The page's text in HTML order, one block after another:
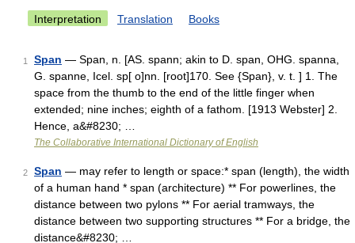
Interpretation Translation Books
1 Span — Span, n. [AS. spann; akin to D. span, OHG. spanna,
G. spanne, Icel. sp[ o]nn. [root]170. See {Span}, v. t. ] 1. The
space from the thumb to the end of the little finger when
extended; nine inches; eighth of a fathom. [1913 Webster] 2.
Hence, a&#8230; …
The Collaborative International Dictionary of English
2 Span — may refer to length or space:* span (length), the width
of a human hand * span (architecture) ** For powerlines, the
distance between two pylons ** For aerial tramways, the
distance between two supporting structures ** For a bridge, the
distance&#8230; …